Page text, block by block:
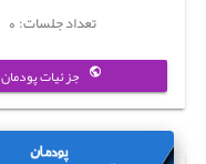
تعداد جلسات: 0
جزئیات پودمان